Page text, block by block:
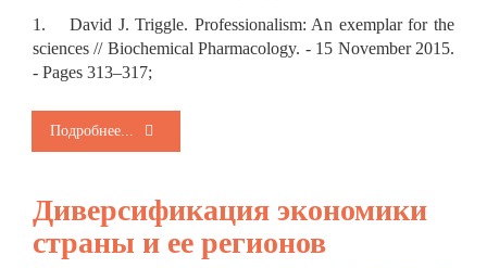
1. David J. Triggle. Professionalism: An exemplar for the
sciences // Biochemical Pharmacology. - 15 November 2015.
- Pages 313–317;
Подробнее...
Диверсификация экономики
страны и ее регионов